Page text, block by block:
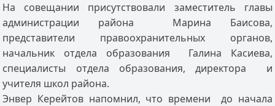
На совещании присутствовали заместитель главы
администрации района Марина Баисова,
представители правоохранительных органов,
начальник отдела образования Галина Касиева,
специалисты отдела образования, директора и
учителя школ района.
Энвер Керейтов напомнил, что времени до начала